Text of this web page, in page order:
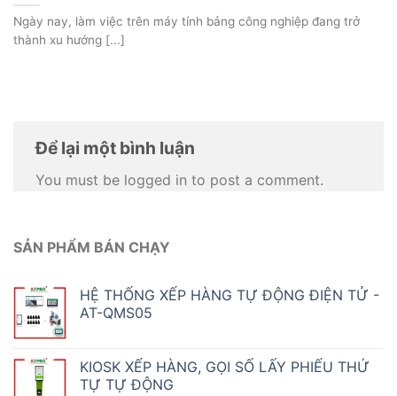
Ngày nay, làm việc trên máy tính bảng công nghiệp đang trở
thành xu hướng [...]
Để lại một bình luận
You must be logged in to post a comment.
SẢN PHẨM BÁN CHẠY
HỆ THỐNG XẾP HÀNG TỰ ĐỘNG ĐIỆN TỬ -
AT-QMS05
KIOSK XẾP HÀNG, GỌI SỐ LẤY PHIẾU THỨ
TỰ TỰ ĐỘNG